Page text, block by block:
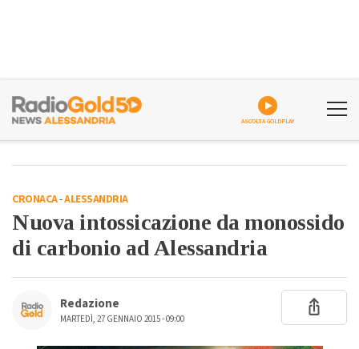
ASCOLTA GOLDPLAY
CRONACA-ALESSANDRIA
Nuova intossicazione da monossido
di carbonio ad Alessandria
Redazione
MARTEDÌ, 27 GENNAIO 2015 - 09:00